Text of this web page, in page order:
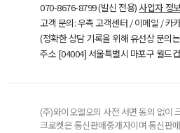
070-8676-8799 (발신 전용) 사업자 정
고객 문의: 우측 고객센터 / 이메일 / 카
(정확한 상담 기록을 위해 유선상 문의
주소 [04004] 서울특별시 마포구 월드
(주)와이오엘오의 사전 서면 동의 없이
크로켓은 통신판매중개자이며 통신판